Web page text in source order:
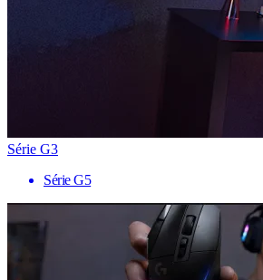
Série G3
Série G5